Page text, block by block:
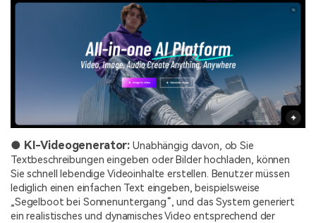
● KI-Videogenerator: Unabhängig davon, ob Sie
Textbeschreibungen eingeben oder Bilder hochladen, können
Sie schnell lebendige Videoinhalte erstellen. Benutzer müssen
lediglich einen einfachen Text eingeben, beispielsweise
„Segelboot bei Sonnenuntergang“, und das System generiert
ein realistisches und dynamisches Video entsprechend der